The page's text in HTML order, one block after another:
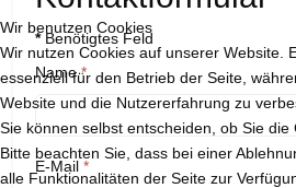
*Benötigtes Feld
Name*
E-Mail *
Wir benutzen Cookies
Wir nutzen Cookies auf unserer Website.
essenziell für den Betrieb der Seite,
Website und die Nutzererfahrung zu
Sie können selbst entscheiden, ob Sie die
Bitte beachten Sie, dass bei einer
alle Funktionalitäten der Seite zur